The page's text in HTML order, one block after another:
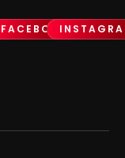
FACEBOOK